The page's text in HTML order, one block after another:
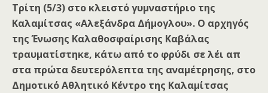
Τρίτη (5/3) στο κλειστό γυμναστήριο της
Καλαμίτσας «Αλεξάνδρα Δήμογλου». Ο αρχηγός
της Ένωσης Καλαθοσφαίρισης Καβάλας
τραυματίστηκε, κάτω από το φρύδι σε λέι απ
στα πρώτα δευτερόλεπτα της αναμέτρησης, στο
Δημοτικό Αθλητικό Κέντρο της Καλαμίτσας